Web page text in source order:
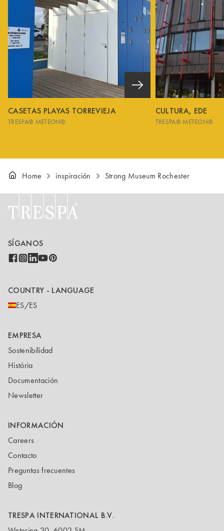
CASETAS PLAYAS TORREVIEJA
TRESPA® METEON®
CULTURA, EDE
TRESPA® METEON®
Home inspiración Strong Museum Rochester
SÍGANOS
COUNTRY - LANGUAGE
ES/ES
EMPRESA
Sostenibilidad
História
Documentación
Newsletter
INFORMACIÓN
Careers
Contacto
Preguntas frecuentes
Blog
TRESPA INTERNATIONAL B.V.